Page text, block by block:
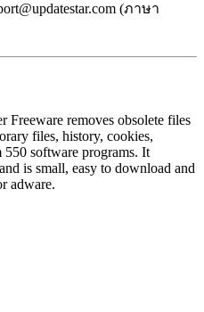
(ภาษา
Freeware removes obsolete files
files, history, cookies,
software programs. It
is small, easy to download and
adware.